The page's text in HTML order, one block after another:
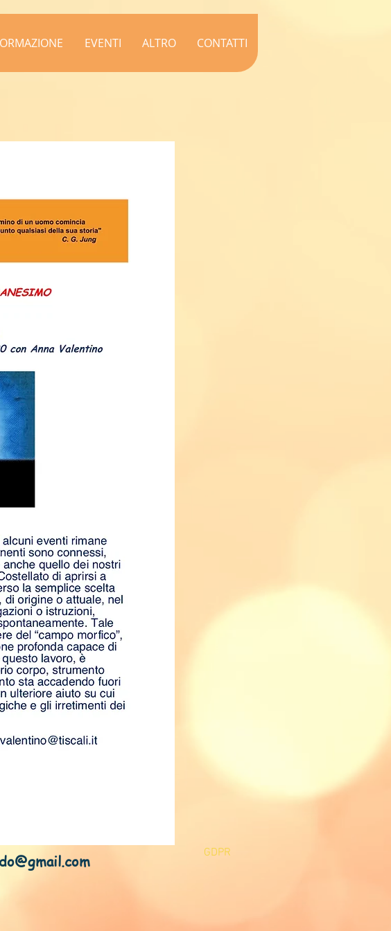
EVENTI ALTRO CONTATTI
GDPR